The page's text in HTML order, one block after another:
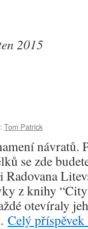
2015
Tom Patrick
návratů.
se zde
z knihy
otevíraly
Celý příspěvek